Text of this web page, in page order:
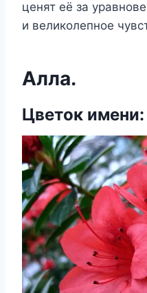
ценят её за
и великолепное
Алла.
Цветок имени: